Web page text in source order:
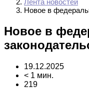
Лента новостей
Новое в
Новое в
19.12.2025
< 1 мин.
219